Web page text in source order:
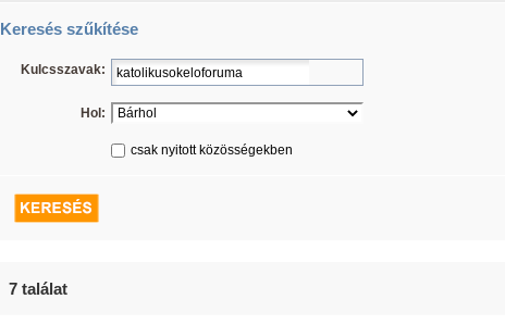
Keresés szűkítése
Kulcsszavak:
Hol:
csak nyitott közösségekben
7 találat